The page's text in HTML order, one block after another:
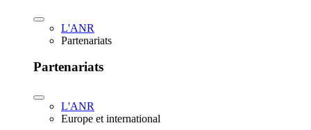
L'ANR
Partenariats
Partenariats
L'ANR
Europe et international